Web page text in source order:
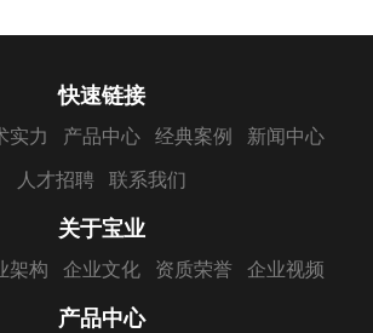
快速链接
实力 产品中心 经典案例 新闻中心
人才招聘 联系我们
关于宝业
架构 企业文化 资质荣誉 企业视频
产品中心